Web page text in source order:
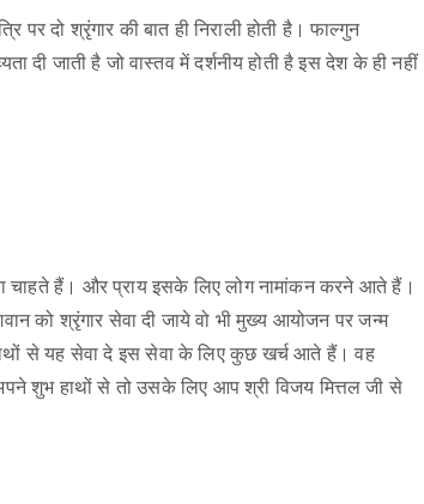
पर दो श्रृंगार की बात ही निराली होती है। फाल्गुन
दी जाती है जो वास्तव में दर्शनीय होती है इस देश के ही नहीं
चाहते हैं। और प्राय इसके लिए लोग नामांकन करने आते हैं।
को श्रृंगार सेवा दी जाये वो भी मुख्य आयोजन पर जन्म
हाथों से यह सेवा दे इस सेवा के लिए कुछ खर्च आते हैं। वह
शुभ हाथों से तो उसके लिए आप श्री विजय मित्तल जी से